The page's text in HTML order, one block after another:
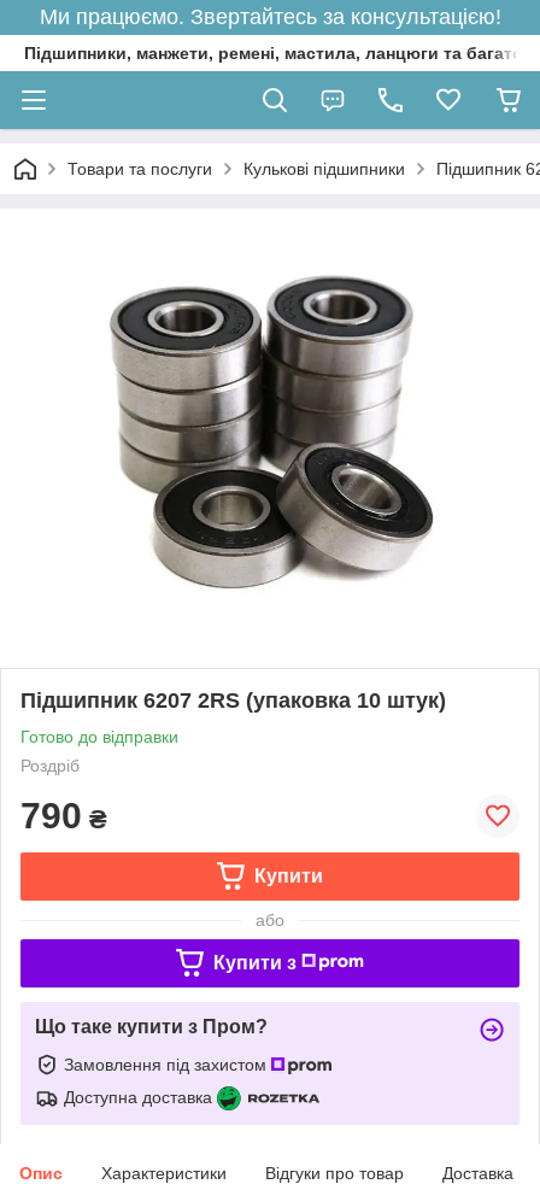
Ми працюємо. Звертайтесь за консультацією!
Підшипники, манжети, ремені, мастила, ланцюги та багато
Товари та послуги Кулькові підшипники Підшипник
Підшипник 6207 2RS (упаковка 10 штук)
Готово до відправки
Роздріб
790 ₴
Купити
або
Купити з
Що таке купити з Пром?
Замовлення під захистом
Доступна доставка
Опис Характеристики Відгуки про товар Доставка